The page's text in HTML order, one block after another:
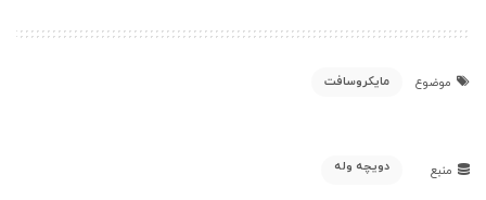
موضوع مایکروسافت
منبع دویچه وله